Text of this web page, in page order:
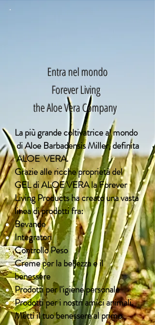
Entra nel mondo
Forever Living
the Aloe Vera Company
La più grande coltivatrice al mondo
di Aloe Barbadensis Miller, definita
ALOE VERA.
Grazie alle ricche proprietà del
GEL di ALOE VERA la Forever
Living Products ha creato una vasta
linea di prodotti fra:
Bevande
Integratori
Controllo Peso
Creme per la bellezza e il
benessere
Prodotti per l'igiene personale
Prodotti per i nostri amici animali.
Metti il tuo benessere al primo